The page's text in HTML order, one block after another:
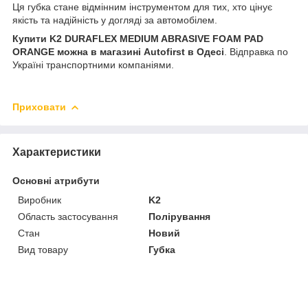
Ця губка стане відмінним інструментом для тих, хто цінує
якість та надійність у догляді за автомобілем.
Купити K2 DURAFLEX MEDIUM ABRASIVE FOAM PAD
ORANGE можна в магазині Autofirst в Одесі . Відправка по
Україні транспортними компаніями.
Приховати
Характеристики
Основні атрибути
Виробник
K2
Область застосування
Полірування
Стан
Новий
Вид товару
Губка